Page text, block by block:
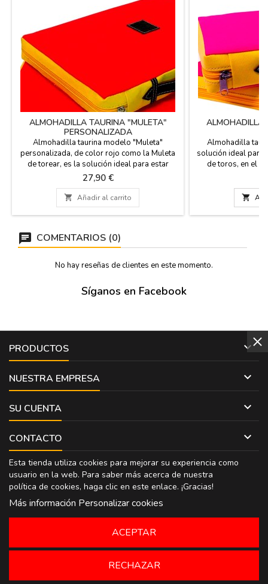
ALMOHADILLA TAURINA "MULETA"
PERSONALIZADA
Almohadilla taurina modelo "Muleta"
personalizada, de color rojo como la Muleta
de torear, es la solución ideal para estar
cómodo en la plaza de toros, en el estadio de
fútbol o en el campo. Tejido de color rojo,
revés en polipiel color rojo, asa de cuero y
cremallera. Es lavable en agua fría y muy
practica para ir a la plaza. Medida: 37 cm x 27
Precio
27,90 €
 Añadir al carrito
ALMOHADILLA
Almohadilla
solución ideal para
de toros, en el
en polípiel del
asa de cuero y
fría y te
materiales. Esta

COMENTARIOS (0)
No hay reseñas de clientes en este momento.
Síganos en Facebook
PRODUCTOS 
NUESTRA EMPRESA 
SU CUENTA 
CONTACTO 
Esta tienda utiliza cookies para mejorar su experiencia como
usuario en la web. Para saber más acerca de nuestra
política de cookies, haga clic en este enlace. ¡Gracias!
Más información Personalizar cookies
RECHAZAR
ACEPTAR